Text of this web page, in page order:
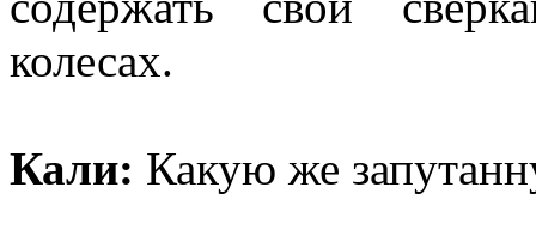
колесах.
Кали: Какую же